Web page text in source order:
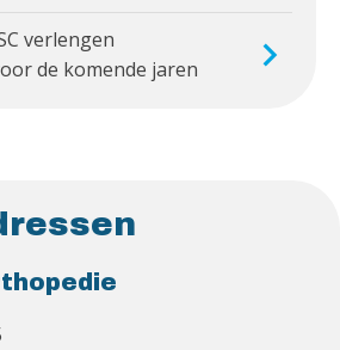
verlengen
de komende jaren